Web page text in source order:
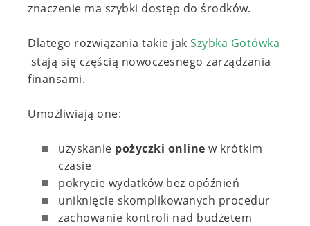
znaczenie ma szybki dostęp do środków.
Dlatego rozwiązania takie jak Szybka Gotówka
stają się częścią nowoczesnego zarządzania
finansami.
Umożliwiają one:
uzyskanie pożyczki online w krótkim
czasie
pokrycie wydatków bez opóźnień
uniknięcie skomplikowanych procedur
zachowanie kontroli nad budżetem